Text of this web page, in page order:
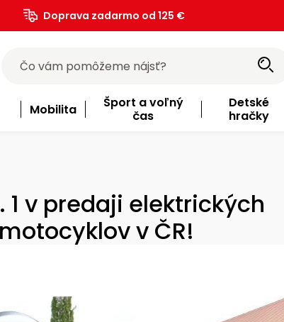
Doprava zadarmo od 125 €
Mobilita
Šport a voľný
čas
Detské
hračky
1 v predaji elektrických
motocyklov v ČR!